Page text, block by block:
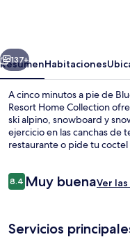
Collection
Siguiente
137+
ResumenHabitaciones
A cinco minutos a pie de
Resort Home Collection
ski alpino, snowboard y
ejercicio en las canchas de
restaurante o pide tu
gratis, junto con algunos
Opiniones
8.48.4 de 10,
Muy buenaVer
Servicios